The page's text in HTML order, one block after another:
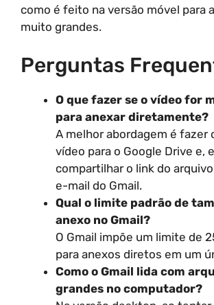
como é feito na versão móvel para
muito grandes.
Perguntas
O que fazer se o vídeo for
para anexar diretamente?
A melhor abordagem é fazer
vídeo para o Google Drive e,
compartilhar o link do
e-mail do Gmail.
Qual o limite padrão de
anexo no Gmail?
O Gmail impõe um limite de
para anexos diretos em um
Como o Gmail lida com
grandes no computador?